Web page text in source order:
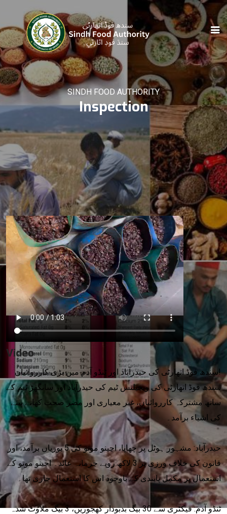
SINDH FOOD AUTHORITY
Inspection
Video
سندھ فوڈ اتھارٹی کی حیدرآباد اور ٹنڈو آدم میں بڑی کارروائیاں!
سندھ فوڈ اتھارٹی کی ویجیلنس ٹیم کی حیدرآباد اور سانگھڑ ٹیم کے
ساتھ مشترکہ کارروائیاں، غیر معیاری اور مضر صحت کھانے پینے
کی اشیاء برآمد۔
حیدرآباد: مشہور ہوٹل پر چھاپا، اجینو موتو کی 5 بوریاں برآمد، اور
قانون کی خلاف ورزی پر 3 لاکھ روپے جرمانہ عائد۔ اجینو موتو کے
استعمال پر مکمل پابندی کے باوجود اس کا استعمال جاری تھا۔
ٹنڈو آدم: فیکٹری سے 30 بیگ بدبودار کھجوریں، 3 بیگ ملاوٹ شدہ